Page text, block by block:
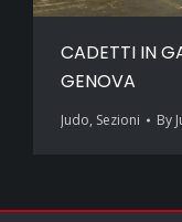
CADETTI IN
GENOVA
Judo, Sezioni By